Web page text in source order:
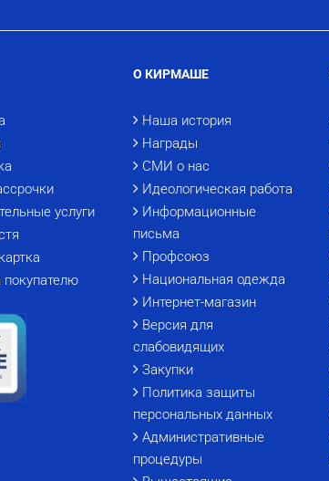
услуги
О КИРМАШЕ
Наша история
Награды
СМИ о нас
Идеологическая работа
Информационные
письма
Профсоюз
Национальная одежда
Интернет-магазин
Версия для
слабовидящих
Закупки
Политика защиты
персональных данных
Административные
процедуры